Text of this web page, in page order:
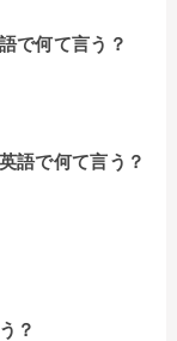
で何て言う？
語で何て言う？
？